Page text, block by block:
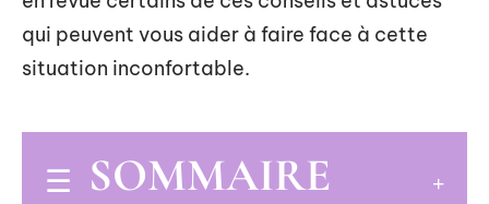
qui peuvent vous aider à faire face à cette
situation inconfortable.
SOMMAIRE